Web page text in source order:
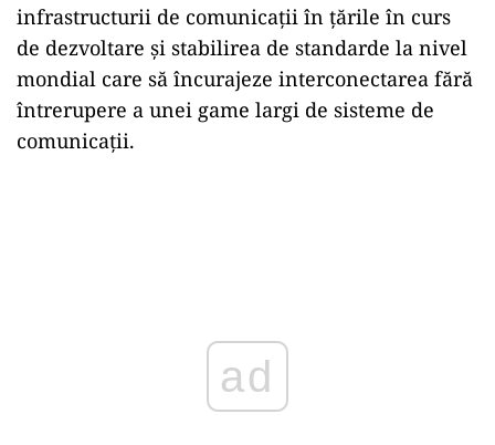
infrastructurii de comunicaţii în ţările în curs
de dezvoltare şi stabilirea de standarde la nivel
mondial care să încurajeze interconectarea fără
întrerupere a unei game largi de sisteme de
comunicaţii.
ad